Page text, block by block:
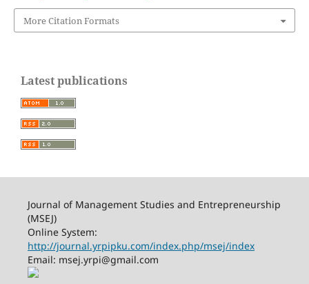
More Citation Formats
Latest publications
Journal of Management Studies and Entrepreneurship
(MSEJ)
Online System:
http://journal.yrpipku.com/index.php/msej/index
Email: msej.yrpi@gmail.com